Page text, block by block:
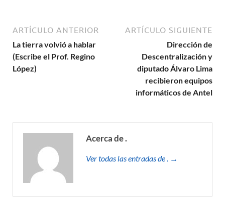
ARTÍCULO ANTERIOR
La tierra volvió a hablar
(Escribe el Prof. Regino
López)
ARTÍCULO SIGUIENTE
Dirección de
Descentralización y
diputado Álvaro Lima
recibieron equipos
informáticos de Antel
Acerca de .
Ver todas las entradas de . →